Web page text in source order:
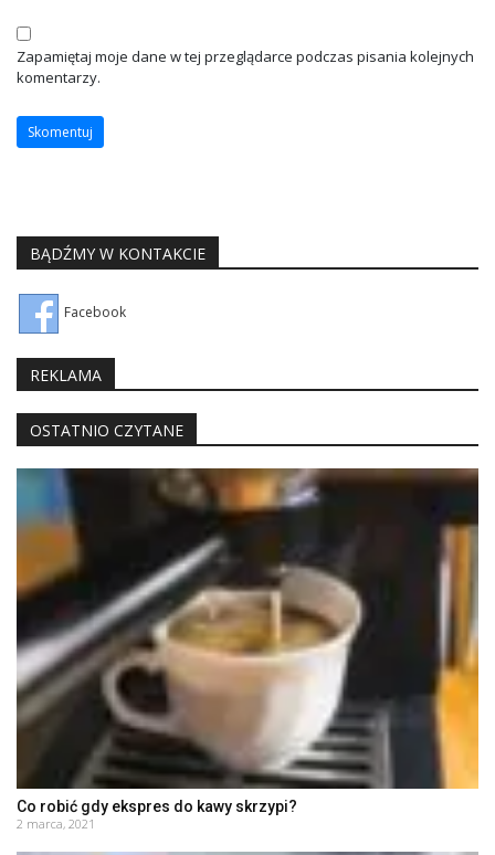
Zapamiętaj moje dane w tej przeglądarce podczas pisania kolejnych
komentarzy.
BĄDŹMY W KONTAKCIE
Facebook
REKLAMA
OSTATNIO CZYTANE
Co robić gdy ekspres do kawy skrzypi?
2 marca, 2021